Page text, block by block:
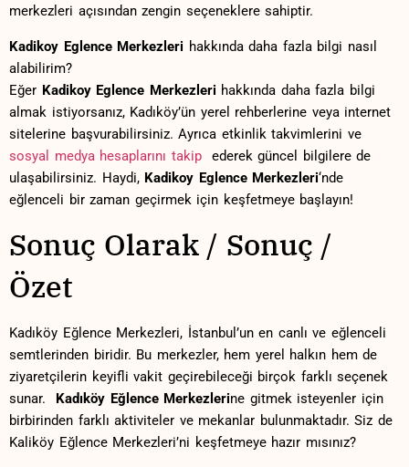
merkezleri açısından zengin ‌seçeneklere ⁣sahiptir.
Kadikoy Eglence Merkezleri hakkında daha fazla bilgi nasıl
alabilirim?
Eğer Kadikoy Eglence Merkezleri hakkında daha fazla bilgi
almak istiyorsanız, Kadıköy’ün ‍yerel rehberlerine veya internet
sitelerine başvurabilirsiniz. ‍Ayrıca etkinlik takvimlerini ‌ve
sosyal medya ‍hesaplarını⁢ takip‌ ederek güncel ⁣bilgilere⁢ de
ulaşabilirsiniz. Haydi, Kadikoy ‍Eglence​ Merkezleri‘nde
eğlenceli​ bir​ zaman ‍geçirmek için keşfetmeye başlayın!
Sonuç Olarak / Sonuç /
Özet
Kadıköy ⁤Eğlence Merkezleri, İstanbul’un en​ canlı ve‌ eğlenceli
semtlerinden biridir. Bu merkezler,⁤ hem yerel halkın hem de⁤
ziyaretçilerin keyifli vakit geçirebileceği birçok farklı seçenek
sunar. ⁣ Kadıköy Eğlence Merkezlerine gitmek isteyenler için
⁢birbirinden farklı aktiviteler ve mekanlar‍ bulunmaktadır.⁤ Siz de
Kaliköy Eğlence Merkezleri’ni keşfetmeye hazır mısınız?